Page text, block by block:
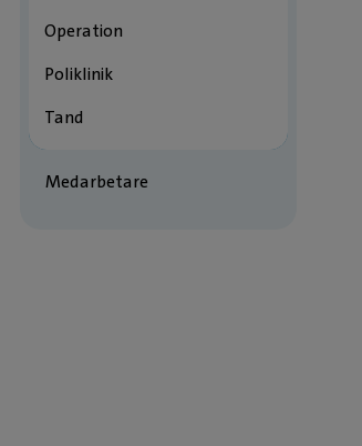
Operation
Poliklinik
Tand
Medarbetare